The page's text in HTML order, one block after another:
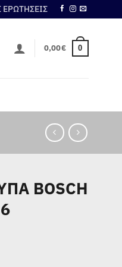
ΕΡΩΤΗΣΕΙΣ
0,00€ 0
BOSCH